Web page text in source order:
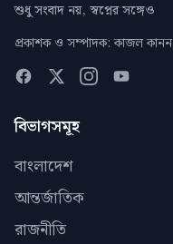
শুধু সংবাদ নয়, স্বপ্নের সঙ্গেও
প্রকাশক ও সম্পাদক: কাজল কানন
বিভাগসমূহ
বাংলাদেশ
আন্তর্জাতিক
রাজনীতি